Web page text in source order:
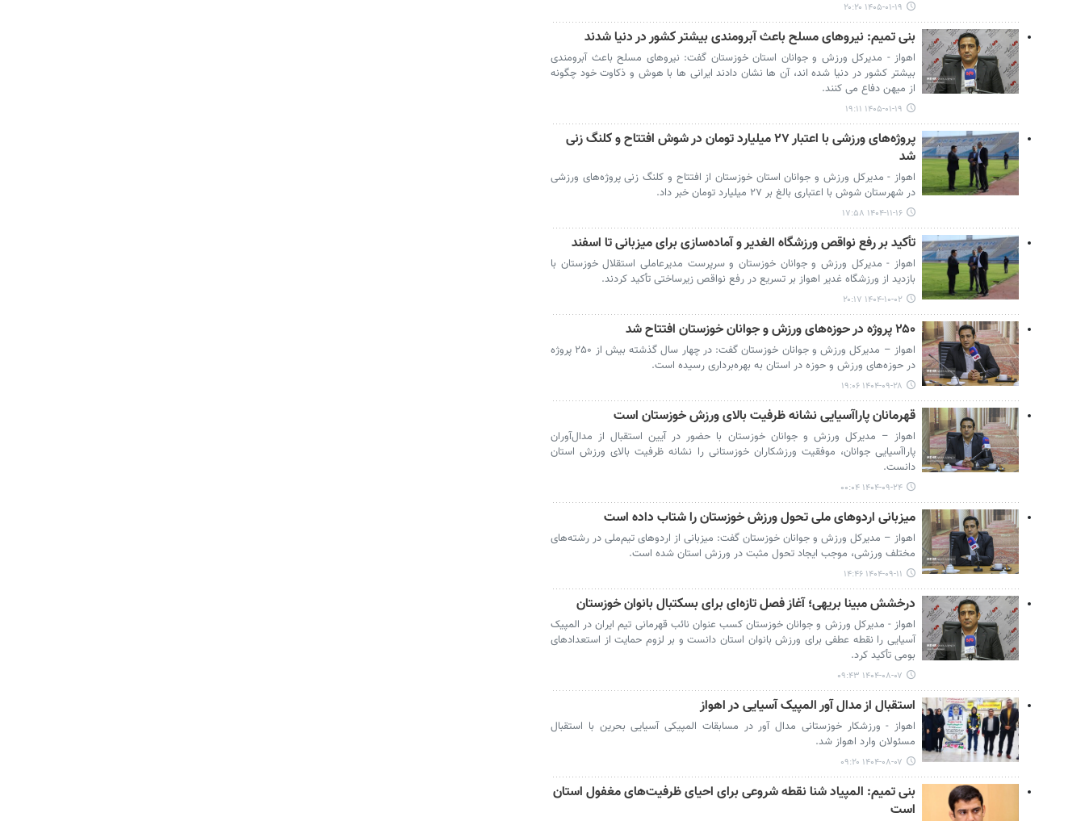
۱۴۰۵-۰۱-۱۹ ۲۰:۲۰
بنی تمیم: نیروهای مسلح باعث آبرومندی بیشتر کشور در دنیا شدند
اهواز - مدیرکل ورزش و جوانان استان خوزستان گفت: نیروهای مسلح باعث آبرومندی
بیشتر کشور در دنیا شده اند، آن ها نشان دادند ایرانی ها با هوش و ذکاوت خود چگونه
از میهن دفاع می کنند.
۱۴۰۵-۰۱-۱۹ ۱۹:۱۱
پروژه‌های ورزشی با اعتبار ۲۷ میلیارد تومان در شوش افتتاح و کلنگ زنی
شد
اهواز - مدیرکل ورزش و جوانان استان خوزستان از افتتاح و کلنگ زنی پروژه‌های ورزشی
در شهرستان شوش با اعتباری بالغ بر ۲۷ میلیارد تومان خبر داد.
۱۴۰۴-۱۱-۱۶ ۱۷:۵۸
تأکید بر رفع نواقص ورزشگاه الغدیر و آماده‌سازی برای میزبانی تا اسفند
اهواز - مدیرکل ورزش و جوانان خوزستان و سرپرست مدیرعاملی استقلال خوزستان با
بازدید از ورزشگاه غدیر اهواز بر تسریع در رفع نواقص زیرساختی تأکید کردند.
۱۴۰۴-۱۰-۰۲ ۲۰:۱۷
۲۵۰ پروژه در حوزه‌های ورزش و جوانان خوزستان افتتاح شد
اهواز – مدیرکل ورزش و جوانان خوزستان گفت: در چهار سال گذشته بیش از ۲۵۰ پروژه
در حوزه‌های ورزش و حوزه در استان به بهره‌برداری رسیده است.
۱۴۰۴-۰۹-۲۸ ۱۹:۰۶
قهرمانان پاراآسیایی نشانه ظرفیت بالای ورزش خوزستان است
اهواز – مدیرکل ورزش و جوانان خوزستان با حضور در آیین استقبال از مدال‌آوران
پاراآسیایی جوانان، موفقیت ورزشکاران خوزستانی را نشانه ظرفیت بالای ورزش استان
دانست.
۱۴۰۴-۰۹-۲۴ ۰۰:۰۴
میزبانی اردوهای ملی تحول ورزش خوزستان را شتاب داده است
اهواز – مدیرکل ورزش و جوانان خوزستان گفت: میزبانی از اردوهای تیم‌ملی در رشته‌های
مختلف ورزشی، موجب ایجاد تحول مثبت در ورزش استان شده است.
۱۴۰۴-۰۹-۱۱ ۱۴:۴۶
درخشش مبینا بریهی؛ آغاز فصل تازه‌ای برای بسکتبال بانوان خوزستان
اهواز - مدیرکل ورزش و جوانان خوزستان کسب عنوان نائب قهرمانی تیم ایران در المپیک
آسیایی را نقطه عطفی برای ورزش بانوان استان دانست و بر لزوم حمایت از استعدادهای
بومی تأکید کرد.
۱۴۰۴-۰۸-۰۷ ۰۹:۴۳
استقبال از مدال آور المپیک آسیایی در اهواز
اهواز - ورزشکار خوزستانی مدال آور در مسابقات المپیکی آسیایی بحرین با استقبال
مسئولان وارد اهواز شد.
۱۴۰۴-۰۸-۰۷ ۰۹:۲۰
بنی تمیم: المپیاد شنا نقطه شروعی برای احیای ظرفیت‌های مغفول استان
است